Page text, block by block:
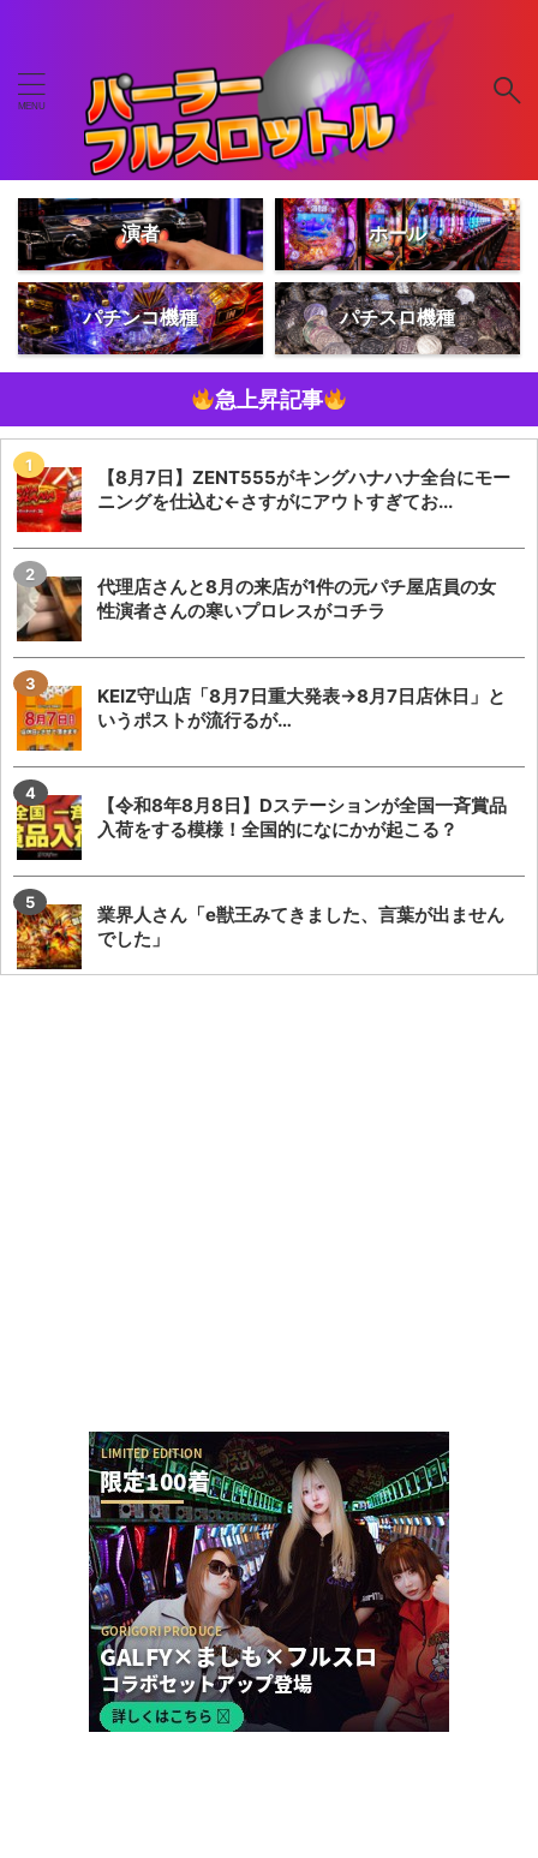
演者 ホール
パチンコ機種 パチスロ機種
急上昇記事
【8月7日】ZENT555がキングハナハナ全台にモー
ニングを仕込む←さすがにアウトすぎてお...
代理店さんと8月の来店が1件の元パチ屋店員の女
性演者さんの寒いプロレスがコチラ
KEIZ守山店「8月7日重大発表→8月7日店休日」と
いうポストが流行るが…
【令和8年8月8日】Dステーションが全国一斉賞品
入荷をする模様！全国的になにかが起こる？
業界人さん「e獣王みてきました、言葉が出ません
でした」
初代復活のe花の慶次で休眠ユーザー復活やスロ派
ユーザー引き込みの兆し！？